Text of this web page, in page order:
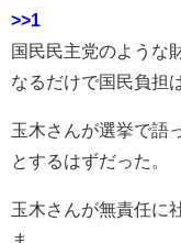
>>1
国民民主党のような
なるだけで国民負担
玉木さんが選挙で語
とするはずだった。
玉木さんが無責任に